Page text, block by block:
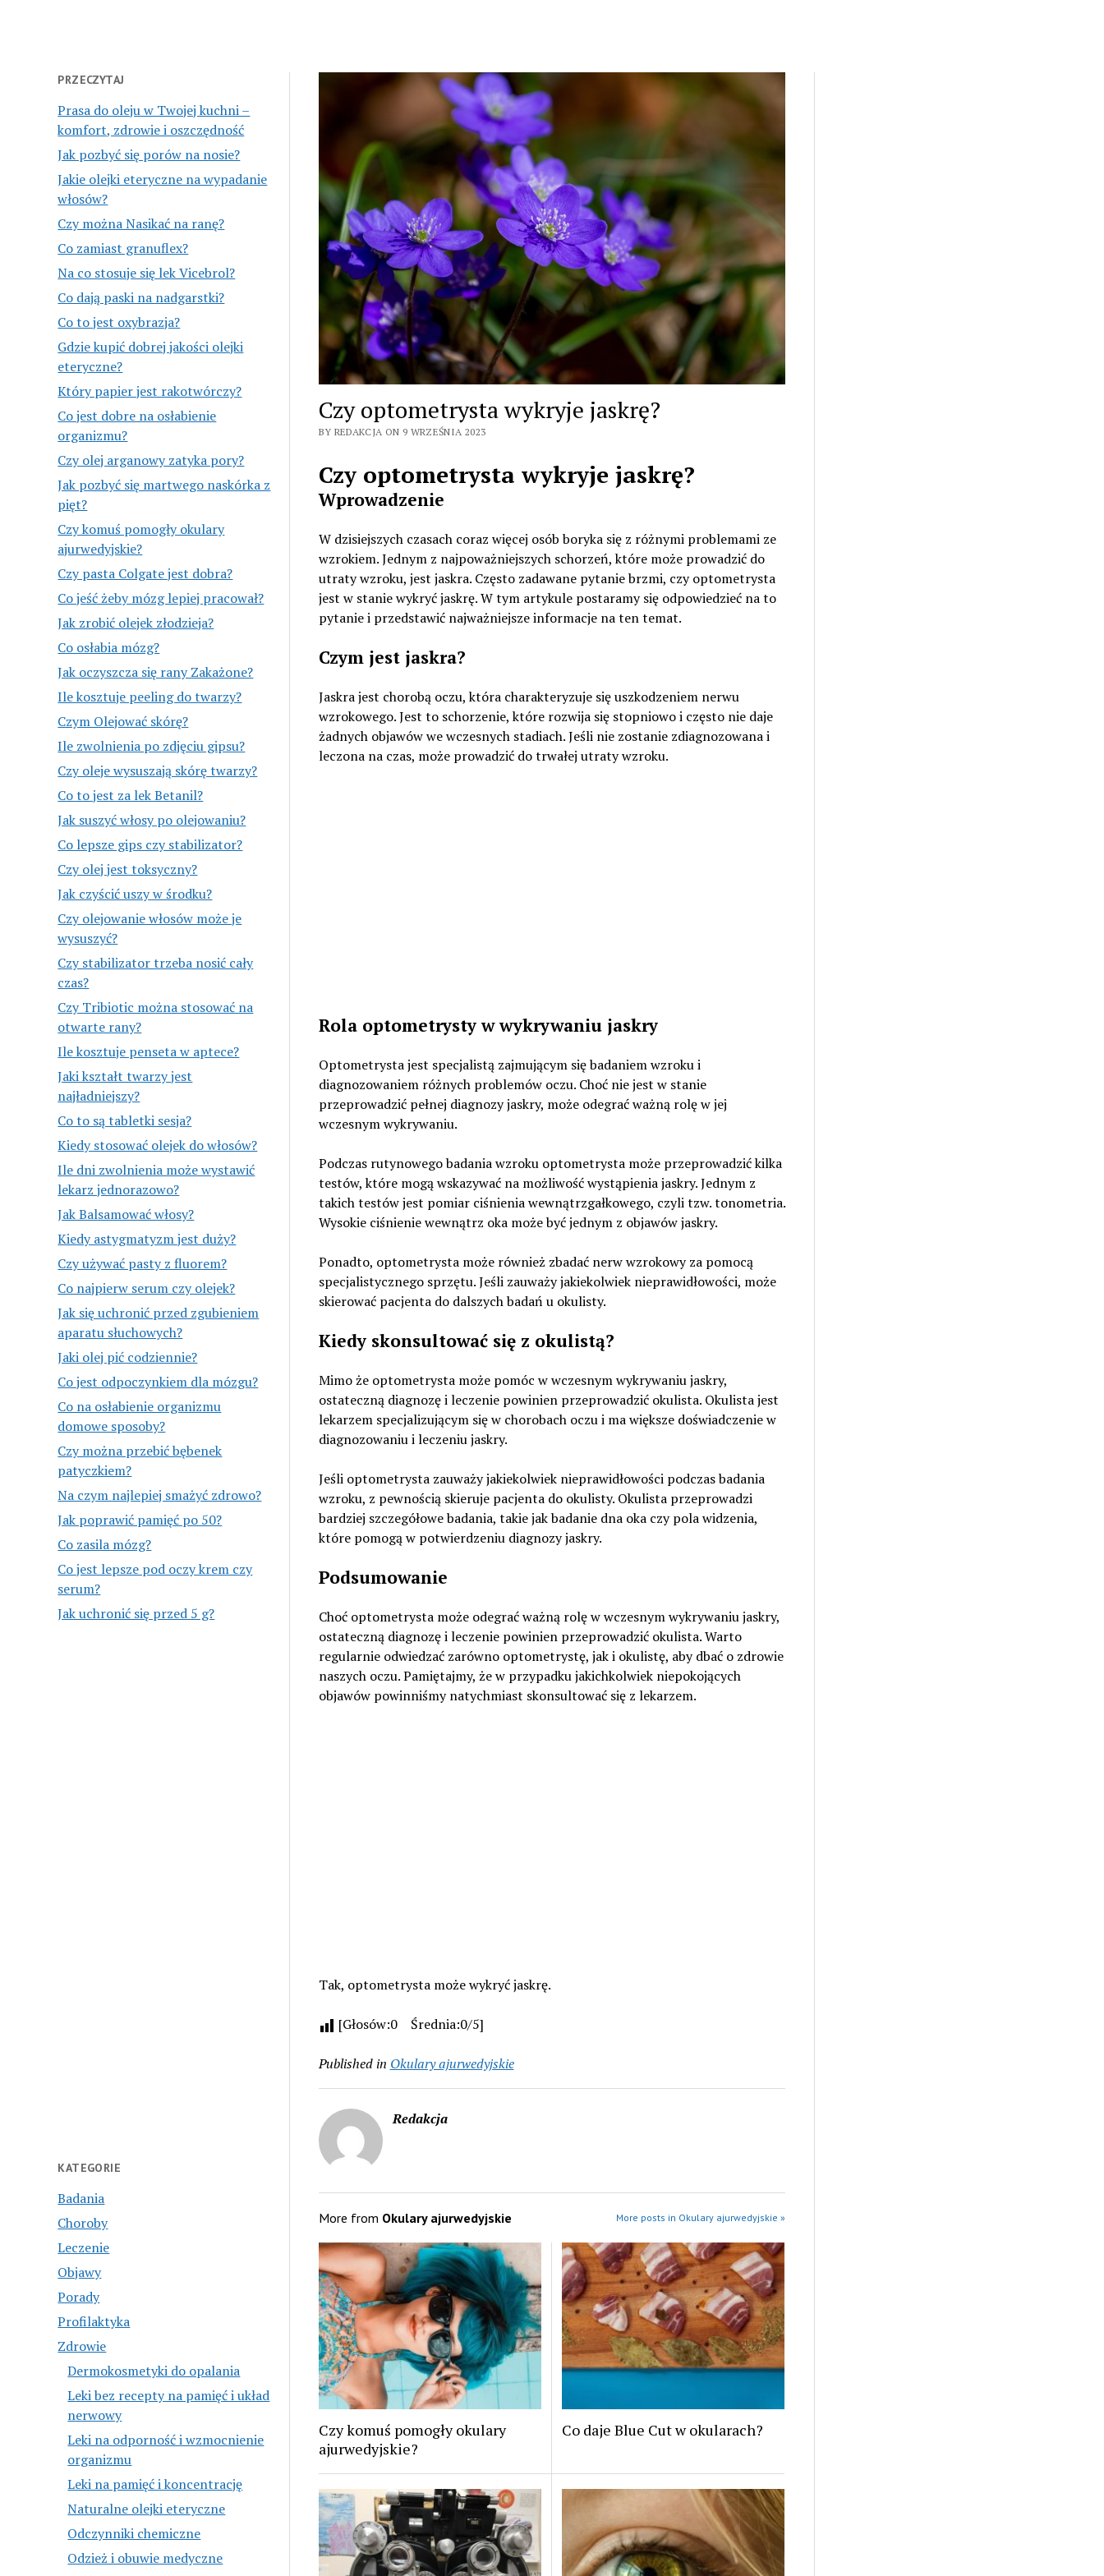
PRZECZYTAJ
Prasa do oleju w Twojej kuchni –
komfort, zdrowie i oszczędność
Jak pozbyć się porów na nosie?
Jakie olejki eteryczne na wypadanie
włosów?
Czy można Nasikać na ranę?
Co zamiast granuflex?
Na co stosuje się lek Vicebrol?
Co dają paski na nadgarstki?
Co to jest oxybrazja?
Gdzie kupić dobrej jakości olejki
eteryczne?
Który papier jest rakotwórczy?
Co jest dobre na osłabienie
organizmu?
Czy olej arganowy zatyka pory?
Jak pozbyć się martwego naskórka z
pięt?
Czy komuś pomogły okulary
ajurwedyjskie?
Czy pasta Colgate jest dobra?
Co jeść żeby mózg lepiej pracował?
Jak zrobić olejek złodzieja?
Co osłabia mózg?
Jak oczyszcza się rany Zakażone?
Ile kosztuje peeling do twarzy?
Czym Olejować skórę?
Ile zwolnienia po zdjęciu gipsu?
Czy oleje wysuszają skórę twarzy?
Co to jest za lek Betanil?
Jak suszyć włosy po olejowaniu?
Co lepsze gips czy stabilizator?
Czy olej jest toksyczny?
Jak czyścić uszy w środku?
Czy olejowanie włosów może je
wysuszyć?
Czy stabilizator trzeba nosić cały
czas?
Czy Tribiotic można stosować na
otwarte rany?
Ile kosztuje penseta w aptece?
Jaki kształt twarzy jest
najładniejszy?
Co to są tabletki sesja?
Kiedy stosować olejek do włosów?
Ile dni zwolnienia może wystawić
lekarz jednorazowo?
Jak Balsamować włosy?
Kiedy astygmatyzm jest duży?
Czy używać pasty z fluorem?
Co najpierw serum czy olejek?
Jak się uchronić przed zgubieniem
aparatu słuchowych?
Jaki olej pić codziennie?
Co jest odpoczynkiem dla mózgu?
Co na osłabienie organizmu
domowe sposoby?
Czy można przebić bębenek
patyczkiem?
Na czym najlepiej smażyć zdrowo?
Jak poprawić pamięć po 50?
Co zasila mózg?
Co jest lepsze pod oczy krem czy
serum?
Jak uchronić się przed 5 g?
KATEGORIE
Badania
Choroby
Leczenie
Objawy
Porady
Profilaktyka
Zdrowie
Dermokosmetyki do opalania
Leki bez recepty na pamięć i układ
nerwowy
Leki na odporność i wzmocnienie
organizmu
Leki na pamięć i koncentrację
Naturalne olejki eteryczne
Odczynniki chemiczne
Odzież i obuwie medyczne
Czy optometrysta wykryje jaskrę?
BY REDAKCJA ON 9 WRZEŚNIA 2023
Czy optometrysta wykryje jaskrę?
Wprowadzenie
W dzisiejszych czasach coraz więcej osób boryka się z różnymi problemami ze
wzrokiem. Jednym z najpoważniejszych schorzeń, które może prowadzić do
utraty wzroku, jest jaskra. Często zadawane pytanie brzmi, czy optometrysta
jest w stanie wykryć jaskrę. W tym artykule postaramy się odpowiedzieć na to
pytanie i przedstawić najważniejsze informacje na ten temat.
Czym jest jaskra?
Jaskra jest chorobą oczu, która charakteryzuje się uszkodzeniem nerwu
wzrokowego. Jest to schorzenie, które rozwija się stopniowo i często nie daje
żadnych objawów we wczesnych stadiach. Jeśli nie zostanie zdiagnozowana i
leczona na czas, może prowadzić do trwałej utraty wzroku.
Rola optometrysty w wykrywaniu jaskry
Optometrysta jest specjalistą zajmującym się badaniem wzroku i
diagnozowaniem różnych problemów oczu. Choć nie jest w stanie
przeprowadzić pełnej diagnozy jaskry, może odegrać ważną rolę w jej
wczesnym wykrywaniu.
Podczas rutynowego badania wzroku optometrysta może przeprowadzić kilka
testów, które mogą wskazywać na możliwość wystąpienia jaskry. Jednym z
takich testów jest pomiar ciśnienia wewnątrzgałkowego, czyli tzw. tonometria.
Wysokie ciśnienie wewnątrz oka może być jednym z objawów jaskry.
Ponadto, optometrysta może również zbadać nerw wzrokowy za pomocą
specjalistycznego sprzętu. Jeśli zauważy jakiekolwiek nieprawidłowości, może
skierować pacjenta do dalszych badań u okulisty.
Kiedy skonsultować się z okulistą?
Mimo że optometrysta może pomóc w wczesnym wykrywaniu jaskry,
ostateczną diagnozę i leczenie powinien przeprowadzić okulista. Okulista jest
lekarzem specjalizującym się w chorobach oczu i ma większe doświadczenie w
diagnozowaniu i leczeniu jaskry.
Jeśli optometrysta zauważy jakiekolwiek nieprawidłowości podczas badania
wzroku, z pewnością skieruje pacjenta do okulisty. Okulista przeprowadzi
bardziej szczegółowe badania, takie jak badanie dna oka czy pola widzenia,
które pomogą w potwierdzeniu diagnozy jaskry.
Podsumowanie
Choć optometrysta może odegrać ważną rolę w wczesnym wykrywaniu jaskry,
ostateczną diagnozę i leczenie powinien przeprowadzić okulista. Warto
regularnie odwiedzać zarówno optometrystę, jak i okulistę, aby dbać o zdrowie
naszych oczu. Pamiętajmy, że w przypadku jakichkolwiek niepokojących
objawów powinniśmy natychmiast skonsultować się z lekarzem.
Tak, optometrysta może wykryć jaskrę.
[Głosów:0 Średnia:0/5]
Published in Okulary ajurwedyjskie
Redakcja
More from Okulary ajurwedyjskie More posts in Okulary ajurwedyjskie »
Czy komuś pomogły okulary
ajurwedyjskie?
Co daje Blue Cut w okularach?